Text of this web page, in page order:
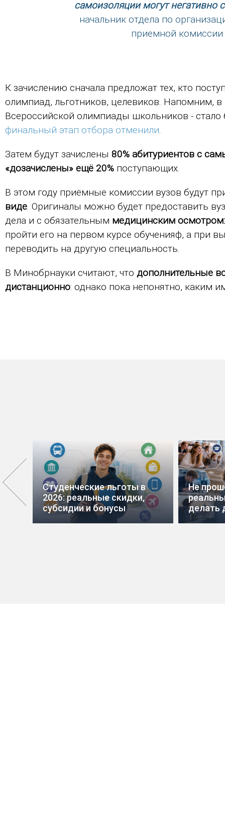
самоизоляции могут негативно
начальник отдела по
приемной
К зачислению сначала предложат тех, кто
олимпиад, льготников, целевиков. Напомним,
Всероссийской олимпиады школьников -
финальный этап отбора отменили.
Затем будут зачислены 80% абитуриентов с
«дозачислены» ещё 20% поступающих.
В этом году приёмные комиссии вузов будут
виде. Оригиналы можно будет предоставить
дела и с обязательным медицинским осмотром:
пройти его на первом курсе обученияф, а при
переводить на другую специальность.
В Минобрнауки считают, что дополнительные
дистанционно: однако пока непонятно, каким
Студенческие льготы в
2026: реальные скидки,
субсидии и бонусы
Не
делать